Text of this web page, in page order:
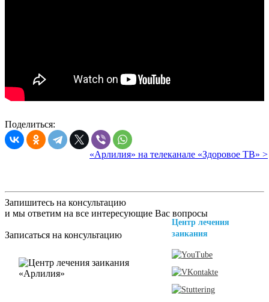
Поделиться:
«Арлилия» на телеканале «Здоровое ТВ» >
Запишитесь на консультацию
и мы ответим на все интересующие Вас вопросы
Записаться на консультацию
Центр лечения
заикания